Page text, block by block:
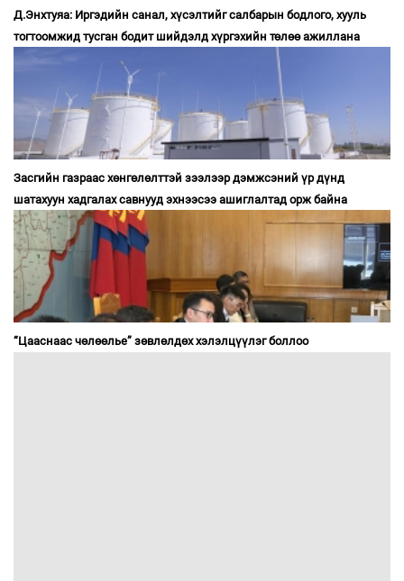
Д.Энхтуяа: Иргэдийн санал, хүсэлтийг салбарын бодлого, хууль
тогтоомжид тусган бодит шийдэлд хүргэхийн төлөө ажиллана
Засгийн газраас хөнгөлөлттэй зээлээр дэмжсэний үр дүнд
шатахуун хадгалах савнууд эхнээсээ ашиглалтад орж байна
“Цааснаас чөлөөлье” зөвлөлдөх хэлэлцүүлэг боллоо